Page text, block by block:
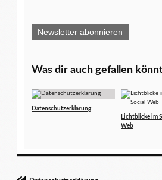
Newsletter abonnieren
Was dir auch gefallen
Datenschutzerklärung
Lichtblicke im
Web